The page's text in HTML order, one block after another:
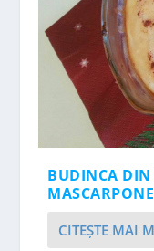
BUDINCA DIN
MASCARPONE
CITEŞTE MAI